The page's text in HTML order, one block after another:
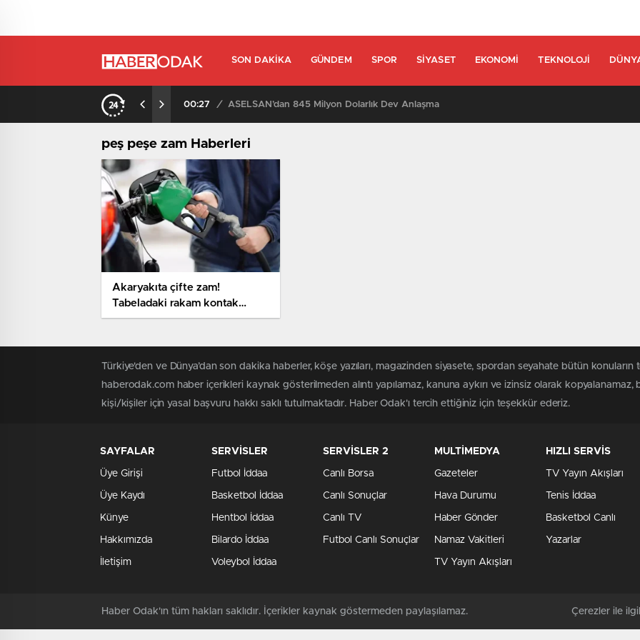
SON DAKIKA GÜNDEM SPOR SIYASET EKONOMI TEKNOLOJI
00:27 / ASELSAN’dan 845 Milyon Dolarlık Dev Anlaşma
peş peşe zam Haberleri
Akaryakıta çifte zam!
Tabeladaki rakam kontak
kapattıracak
Türkiye'den ve Dünya’dan son dakika haberler, köşe yazıları, magazinden siyasete, spordan seyahate bütün
haberodak.com haber içerikleri kaynak gösterilmeden alıntı yapılamaz, kanuna aykırı ve izinsiz olarak kopyalanamaz,
kişi/kişiler için yasal başvuru hakkı saklı tutulmaktadır. Haber Odak'ı tercih ettiğiniz için teşekkür ederiz.
SAYFALAR
Üye Girişi
Üye Kaydı
Künye
Hakkımızda
İletişim
SERVİSLER
Futbol İddaa
Basketbol İddaa
Hentbol İddaa
Bilardo İddaa
Voleybol İddaa
SERVİSLER 2
Canlı Borsa
Canlı Sonuçlar
Canlı TV
Futbol Canlı Sonuçlar
MULTİMEDYA
Gazeteler
Hava Durumu
Haber Gönder
Namaz Vakitleri
TV Yayın Akışları
HIZLI SERVİS
TV Yayın Akışları
Tenis İddaa
Basketbol Canlı
Yazarlar
Haber Odak'ın tüm hakları saklıdır. İçerikler kaynak göstermeden paylaşılamaz. Çerezler ile